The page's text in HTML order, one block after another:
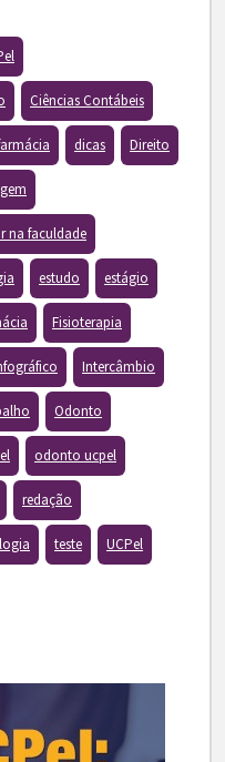
Ciências Contábeis
dicas Direito
na faculdade
estudo estágio
Fisioterapia
Intercâmbio
Odonto
odonto ucpel
redação
teste UCPel